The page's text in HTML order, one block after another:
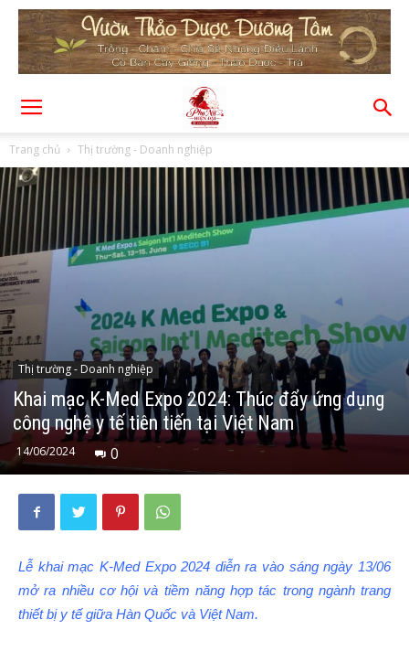
Trang chủ Thị trường - Doanh nghiệp
Thị trường - Doanh nghiệp
Khai mạc K-Med Expo 2024: Thúc đẩy ứng dụng
công nghệ y tế tiên tiến tại Việt Nam
14/06/2024 0
Lễ khai mạc K-Med Expo 2024 diễn ra vào sáng ngày 13/06
mở ra nhiều cơ hội và tiềm năng hợp tác trong ngành trang
thiết bị y tế giữa Hàn Quốc và Việt Nam.